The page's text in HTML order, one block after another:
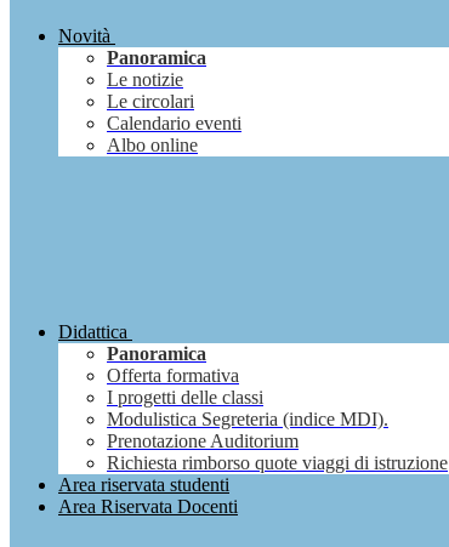
Novità
Panoramica
Le notizie
Le circolari
Calendario eventi
Albo online
Didattica
Panoramica
Offerta formativa
I progetti delle classi
Modulistica Segreteria (indice MDI).
Prenotazione Auditorium
Richiesta rimborso quote viaggi di istruzione
Area riservata studenti
Area Riservata Docenti